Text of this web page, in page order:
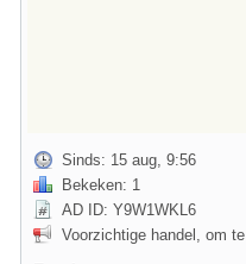
Sinds: 15 aug, 9:56
Bekeken: 1
AD ID: Y9W1WKL6
Voorzichtige handel, om